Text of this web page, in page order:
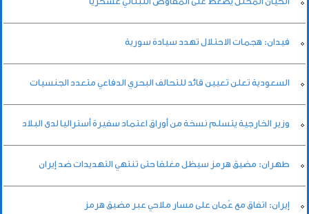
فيدان: هجمات الاحتلال تهدد سيادة سورية
السعودية تعلن تعيين قائد للتحالف البحري الدفاعي متعدد الجنسيات
وزير الخارجية يتسلم نسخة من أوراق اعتماد سفيرة أستراليا لدى البلاد
طهران: مضيق هرمز سيظل مغلقا حتى تنتهي التهديدات ضد إيران
إيران: اتفاق مع عُمان على مسار ملاحي عبر مضيق هرمز